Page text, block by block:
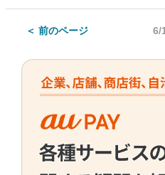
＜ 前のページ 6/